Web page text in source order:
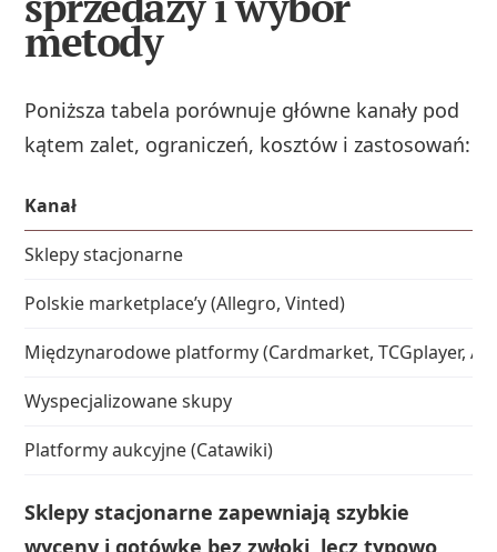
metody
Poniższa tabela porównuje główne kanały pod
kątem zalet, ograniczeń, kosztów i zastosowań:
Kanał
Sklepy stacjonarne
Polskie marketplace’y (Allegro, Vinted)
Międzynarodowe platformy (Cardmarket, TCGplayer,
Wyspecjalizowane skupy
Platformy aukcyjne (Catawiki)
Sklepy stacjonarne zapewniają szybkie
wyceny i gotówkę bez zwłoki, lecz typowo